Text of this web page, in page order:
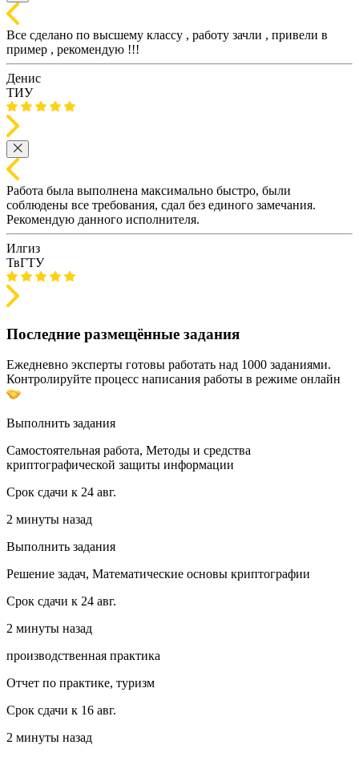
Все сделано по высшему классу , работу зачли , привели в
пример , рекомендую !!!
Денис
ТИУ
Работа была выполнена максимально быстро, были
соблюдены все требования, сдал без единого замечания.
Рекомендую данного исполнителя.
Илгиз
ТвГТУ
Последние размещённые задания
Ежедневно эксперты готовы работать над 1000 заданиями.
Контролируйте процесс написания работы в режиме онлайн
Выполнить задания
Самостоятельная работа, Методы и средства
криптографической защиты информации
Срок сдачи к 24 авг.
2 минуты назад
Выполнить задания
Решение задач, Математические основы криптографии
Срок сдачи к 24 авг.
2 минуты назад
производственная практика
Отчет по практике, туризм
Срок сдачи к 16 авг.
2 минуты назад